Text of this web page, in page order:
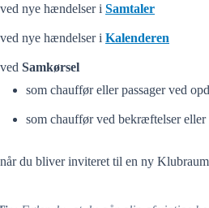
ved nye hændelser i Samtaler
ved nye hændelser i Kalenderen
ved Samkørsel
som chauffør eller passager ved
som chauffør ved bekræftelser eller
når du bliver inviteret til en ny Klubraum